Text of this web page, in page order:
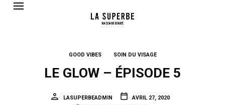
GOOD VIBES SOIN DU VISAGE
LE GLOW – ÉPISODE 5
LASUPERBEADMIN
AVRIL 27, 2020